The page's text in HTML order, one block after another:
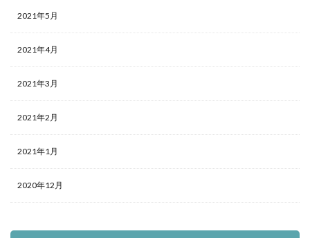
2021年5月
2021年4月
2021年3月
2021年2月
2021年1月
2020年12月